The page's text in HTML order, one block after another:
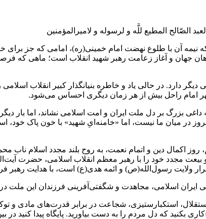
الصّالح المطیع ‌للَّه و لرسوله و لامیرالمؤمنین
نیمه آن با طلوع نهضت امام خمینی(ره)، امامی که جز برای
جهان و آغاز زعامت رهبر شهید انقلاب است؛ ماهی که
دیگر دارد. در حالی یاد و خاطره بنیانگذار کبیر انقلاب
امام راحل بیش از هر زمان دیگری احساس می‌شود.
بزرگ بر دل ملت ایران و امت اسلامی نشاند، اما بار
در میان ما نیست، اما «خامنه‌ایِ شهید» با خون پاک
روز اکمال دین و اتمام نعمت، به روح بلند مجدد اسلام
مجدد خود را با رهبر معظم انقلاب اسلامی، حضرت
ولایت رسول‌الله(ص) و ائمه هدی(ع) است، با هدایت رهبر
ایران اسلامی، مجاهدت و شگفتی‌آفرینی فرزندان این
استقلال، استکبارستیزی، شجاعت در برابر قدرت‌های مادی
بکنید که دل مردم را به دست بیاورید. پایگاه پیدا